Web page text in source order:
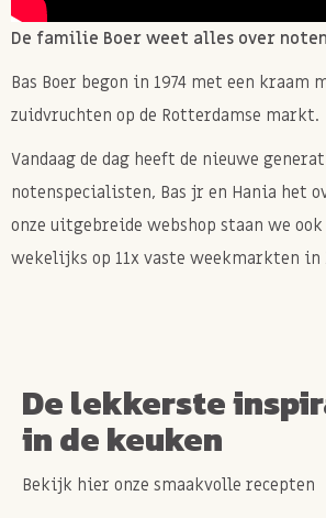
De familie Boer weet alles over
Bas Boer begon in 1974 met een kraam
zuidvruchten op de Rotterdamse markt.
Vandaag de dag heeft de nieuwe
notenspecialisten, Bas jr en Hania het
onze uitgebreide webshop staan we ook
wekelijks op 11x vaste weekmarkten in
De lekkerste
in de keuken
Bekijk hier onze smaakvolle recepten